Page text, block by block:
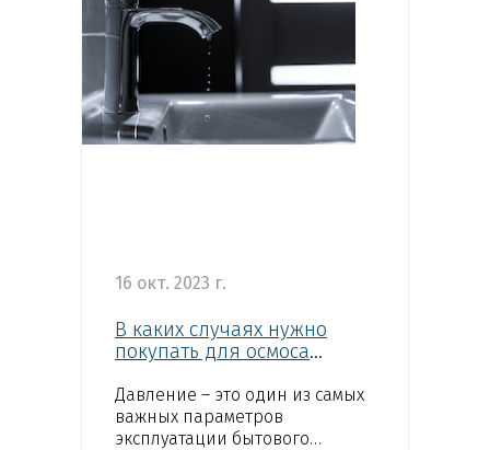
Для коттеджа
Технологии WiseWater
Стать дилером
16 окт. 2023 г.
В каких случаях нужно
покупать для осмоса
Давление – это один из самых
важных параметров
эксплуатации бытового